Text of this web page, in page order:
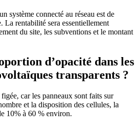
système connecté au réseau est de
La rentabilité sera essentiellement
du site, les subventions et le montant
d’opacité dans les
transparents ?
car les panneaux sont faits sur
et la disposition des cellules, la
10% à 60 % environ.